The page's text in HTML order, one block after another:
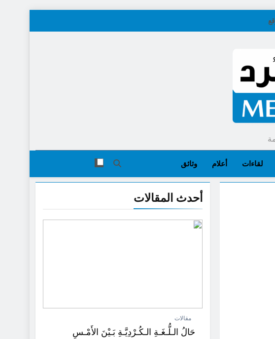
لقاءات أعلام وثائق
أحدث المقالات
مقالات
حَالُ الـلُّـغَـةِ الـكُـرْدِيَّـةِ بَـيْنَ الأَمْـسِ